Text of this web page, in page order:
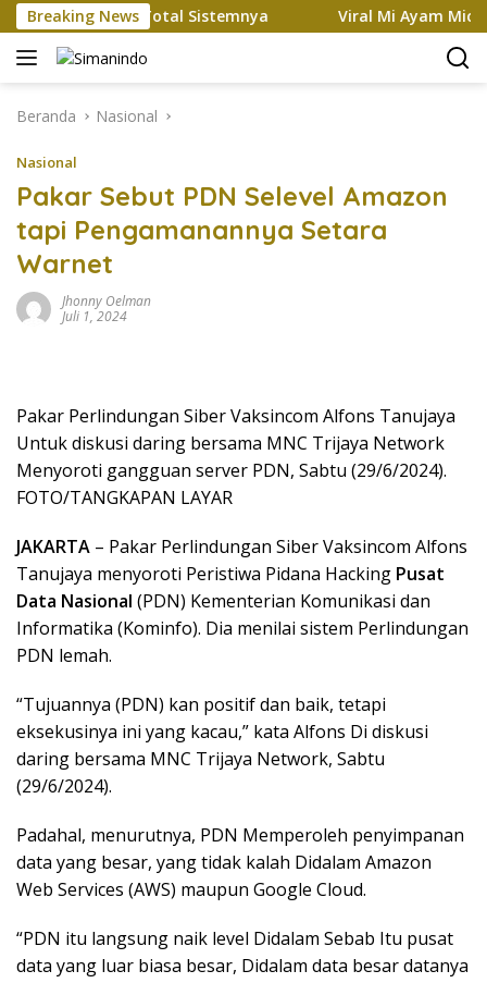
Langsung
ke
konten
Breaking News
Rombak Total Sistemnya Viral Mi Ayam Micin
Beranda Nasional
Nasional
Pakar Sebut PDN Selevel Amazon
tapi Pengamanannya Setara
Warnet
Jhonny Oelman
Juli 1, 2024
Pakar Perlindungan Siber Vaksincom Alfons Tanujaya
Untuk diskusi daring bersama MNC Trijaya Network
Menyoroti gangguan server PDN, Sabtu (29/6/2024).
FOTO/TANGKAPAN LAYAR
JAKARTA – Pakar Perlindungan Siber Vaksincom Alfons
Tanujaya menyoroti Peristiwa Pidana Hacking Pusat
Data Nasional (PDN) Kementerian Komunikasi dan
Informatika (Kominfo). Dia menilai sistem Perlindungan
PDN lemah.
“Tujuannya (PDN) kan positif dan baik, tetapi
eksekusinya ini yang kacau,” kata Alfons Di diskusi
daring bersama MNC Trijaya Network, Sabtu
(29/6/2024).
Padahal, menurutnya, PDN Memperoleh penyimpanan
data yang besar, yang tidak kalah Didalam Amazon
Web Services (AWS) maupun Google Cloud.
“PDN itu langsung naik level Didalam Sebab Itu pusat
data yang luar biasa besar, Didalam data besar datanya